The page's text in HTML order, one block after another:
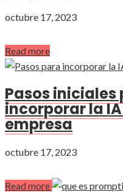
octubre 17, 2023
Read more
Pasos iniciales
incorporar la
empresa
octubre 17, 2023
Read more